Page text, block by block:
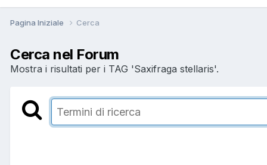
Pagina Iniziale Cerca
Cerca nel Forum
Mostra i risultati per i TAG 'Saxifraga stellaris'.